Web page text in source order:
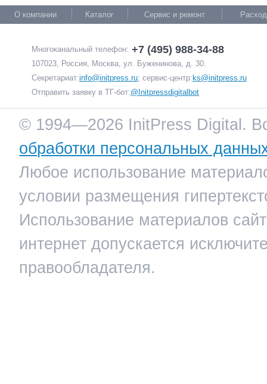
О компании Каталог Сервис и ремонт
Многоканальный телефон: +7 (495) 988-34-88
107023, Россия, Москва, ул. Буженинова, д. 30.
Секретариат:info@initpress.ru; сервис-центр: ks@initpress.ru
Отправить заявку в ТГ-бот:@Initpressdigitalbot
© 1994—2026 InitPress Digital.
обработки персональных
Любое использование
условии размещения
Использование материалов
интернет допускается
правообладателя.